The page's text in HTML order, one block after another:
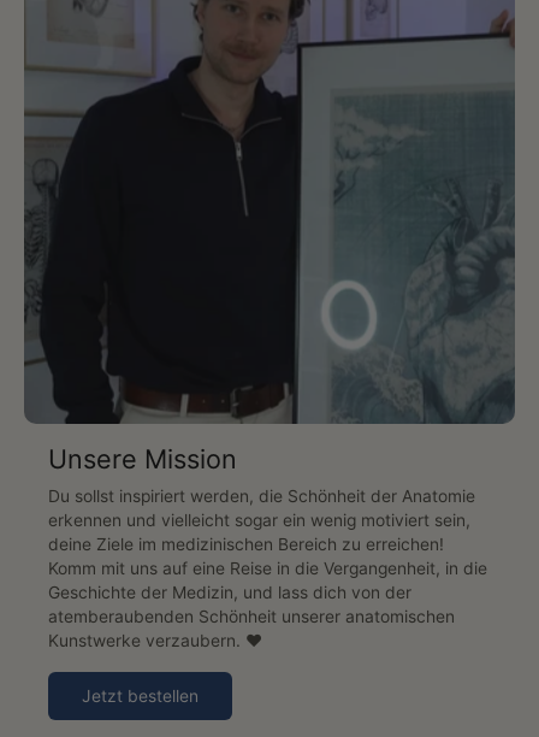
Unsere Mission
Du sollst inspiriert werden, die Schönheit der Anatomie
erkennen und vielleicht sogar ein wenig motiviert sein,
deine Ziele im medizinischen Bereich zu erreichen!
Komm mit uns auf eine Reise in die Vergangenheit, in die
Geschichte der Medizin, und lass dich von der
atemberaubenden Schönheit unserer anatomischen
Kunstwerke verzaubern. ♥️
Jetzt bestellen